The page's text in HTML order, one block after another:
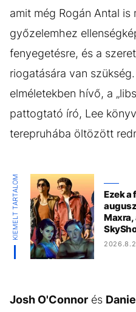
amit még Rogán Antal is
győzelemhez
fenyegetésre, és a
riogatására van
elméletekben hívő, a
pattogtató író, Lee
terepruhába öltözött
KIEMELT TARTALOM
Ezek a
Maxra,
Josh O'Connor és